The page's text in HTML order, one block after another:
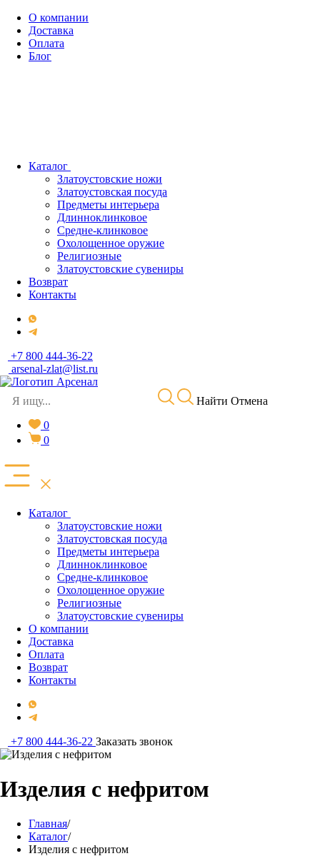
О компании
Доставка
Оплата
Блог
Каталог
Златоустовские ножи
Златоустовская посуда
Предметы интерьера
Длинноклинковое
Средне-клинковое
Охолощенное оружие
Религиозные
Златоустовские сувениры
Возврат
Контакты
+7 800 444-36-22
arsenal-zlat@list.ru
Найти Отмена
0
0
Каталог
Златоустовские ножи
Златоустовская посуда
Предметы интерьера
Длинноклинковое
Средне-клинковое
Охолощенное оружие
Религиозные
Златоустовские сувениры
О компании
Доставка
Оплата
Возврат
Контакты
+7 800 444-36-22 Заказать звонок
Изделия с нефритом
Главная/
Каталог/
Изделия с нефритом